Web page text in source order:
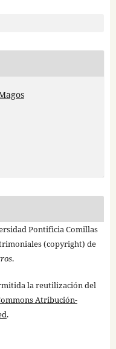
Pontificia Comillas
(copyright) de
.
la reutilización del
Atribución-
.